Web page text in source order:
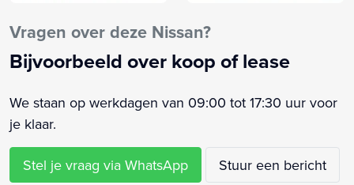
Middenarmsteun voor
Mistlampen
Regensensor
Roetfilter
Rokersvrije auto
Startonderbreking
Vragen over deze Nissan?
Bijvoorbeeld over koop of lease
We staan op werkdagen van 09:00 tot 17:30 uur voor
je klaar.
Stel je vraag via WhatsApp Stuur een bericht